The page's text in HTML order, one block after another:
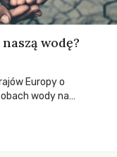
wodę?
Europy o
wody na
rekordy